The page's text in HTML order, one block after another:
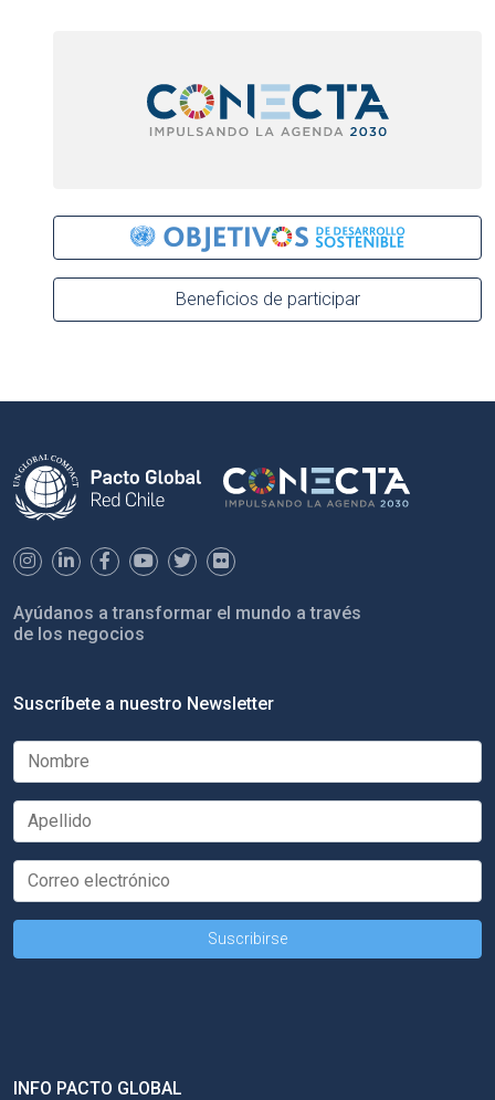
Beneficios de participar
Ayúdanos a transformar el mundo a través
de los negocios
Suscríbete a nuestro Newsletter
INFO PACTO GLOBAL